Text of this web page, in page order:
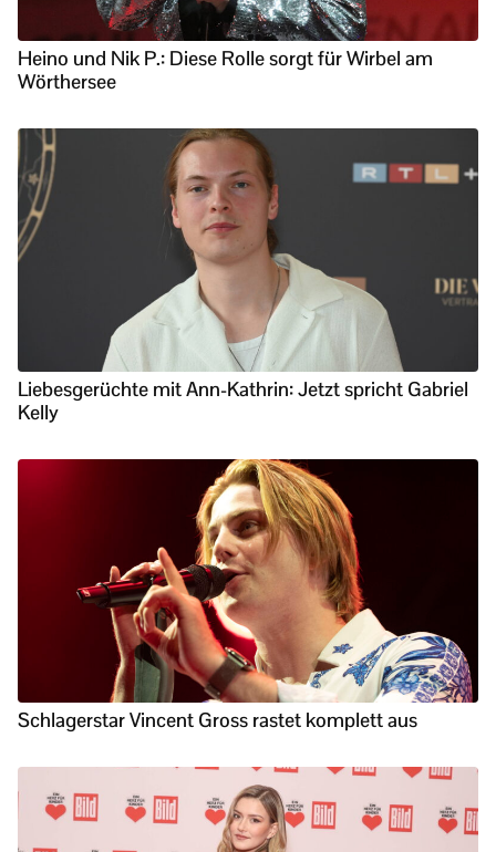
Heino und Nik P.: Diese Rolle sorgt für Wirbel am
Wörthersee
Liebesgerüchte mit Ann-Kathrin: Jetzt spricht Gabriel
Kelly
Schlagerstar Vincent Gross rastet komplett aus